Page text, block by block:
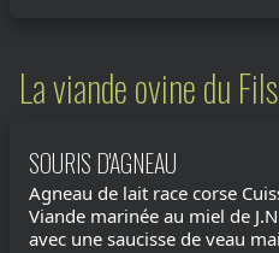
La viande ovine du Fils
SOURIS D'AGNEAU
Agneau de lait race corse
Viande marinée au miel de
avec une saucisse de veau